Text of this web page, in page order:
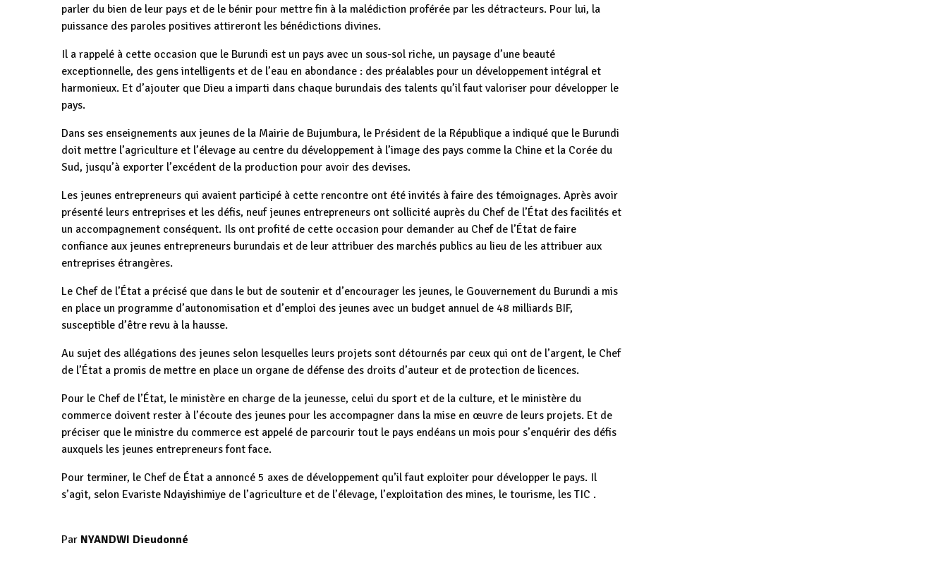
parler du bien de leur pays et de le bénir pour mettre fin à la malédiction proférée par les détracteurs. Pour lui, la
puissance des paroles positives attireront les bénédictions divines.
Il a rappelé à cette occasion que le Burundi est un pays avec un sous-sol riche, un paysage d’une beauté
exceptionnelle, des gens intelligents et de l’eau en abondance : des préalables pour un développement intégral et
harmonieux. Et d’ajouter que Dieu a imparti dans chaque burundais des talents qu’il faut valoriser pour développer le
pays.
Dans ses enseignements aux jeunes de la Mairie de Bujumbura, le Président de la République a indiqué que le Burundi
doit mettre l’agriculture et l’élevage au centre du développement à l’image des pays comme la Chine et la Corée du
Sud, jusqu’à exporter l’excédent de la production pour avoir des devises.
Les jeunes entrepreneurs qui avaient participé à cette rencontre ont été invités à faire des témoignages. Après avoir
présenté leurs entreprises et les défis, neuf jeunes entrepreneurs ont sollicité auprès du Chef de l’État des facilités et
un accompagnement conséquent. Ils ont profité de cette occasion pour demander au Chef de l’État de faire
confiance aux jeunes entrepreneurs burundais et de leur attribuer des marchés publics au lieu de les attribuer aux
entreprises étrangères.
Le Chef de l’État a précisé que dans le but de soutenir et d’encourager les jeunes, le Gouvernement du Burundi a mis
en place un programme d’autonomisation et d’emploi des jeunes avec un budget annuel de 48 milliards BIF,
susceptible d’être revu à la hausse.
Au sujet des allégations des jeunes selon lesquelles leurs projets sont détournés par ceux qui ont de l’argent, le Chef
de l’État a promis de mettre en place un organe de défense des droits d’auteur et de protection de licences.
Pour le Chef de l’État, le ministère en charge de la jeunesse, celui du sport et de la culture, et le ministère du
commerce doivent rester à l’écoute des jeunes pour les accompagner dans la mise en œuvre de leurs projets. Et de
préciser que le ministre du commerce est appelé de parcourir tout le pays endéans un mois pour s’enquérir des défis
auxquels les jeunes entrepreneurs font face.
Pour terminer, le Chef de État a annoncé 5 axes de développement qu’il faut exploiter pour développer le pays. Il
s’agit, selon Evariste Ndayishimiye de l’agriculture et de l’élevage, l’exploitation des mines, le tourisme, les TIC .
Par NYANDWI Dieudonné